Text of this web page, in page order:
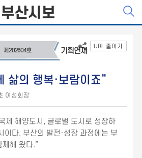
부산시보
URL 줄이기
제202604호 기획연재
삶의 행복·보람이죠”
여성회장
제 해양도시, 글로벌 도시로 성장하
이다. 부산의 발전·성장 과정에는 부
해 왔다.”